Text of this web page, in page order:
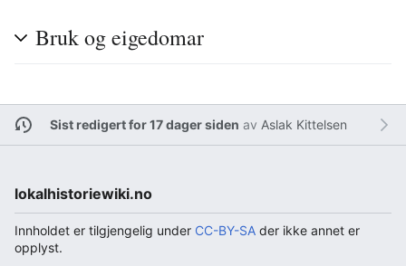
Bruk og eigedomar
Sist redigert for 17 dager siden av Aslak Kittelsen
lokalhistoriewiki.no
Innholdet er tilgjengelig under CC-BY-SA der ikke annet er
opplyst.